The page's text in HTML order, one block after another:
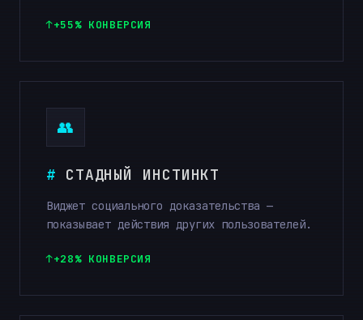
+55% КОНВЕРСИЯ
👥
СТАДНЫЙ ИНСТИНКТ
Виджет социального доказательства —
показывает действия других пользователей.
+28% КОНВЕРСИЯ